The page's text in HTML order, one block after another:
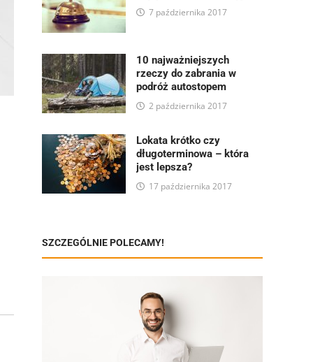
7 października 2017
10 najważniejszych
rzeczy do zabrania w
podróż autostopem
2 października 2017
Lokata krótko czy
długoterminowa – która
jest lepsza?
17 października 2017
SZCZEGÓLNIE POLECAMY!